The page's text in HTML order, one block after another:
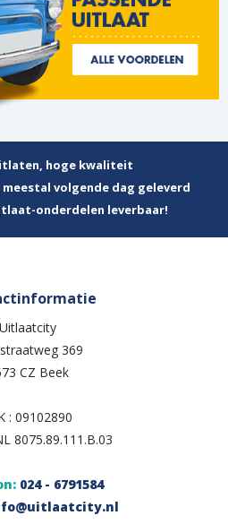
hoge kwaliteit
meestal volgende dag geleverd
onderdelen leverbaar!
Uitlaatcity
369
CZ Beek
: 09102890
8075.89.111.B.03
024 - 6791584